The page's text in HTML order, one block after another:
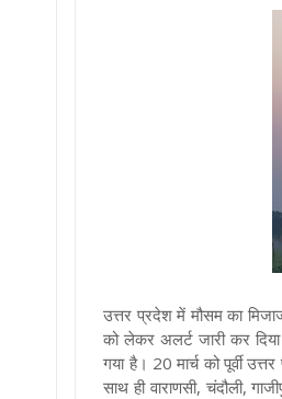
उत्तर प्रदेश में मौसम का
को लेकर अलर्ट जारी कर
गया है। 20 मार्च को पूर्वी
साथ ही वाराणसी, चंदौली,